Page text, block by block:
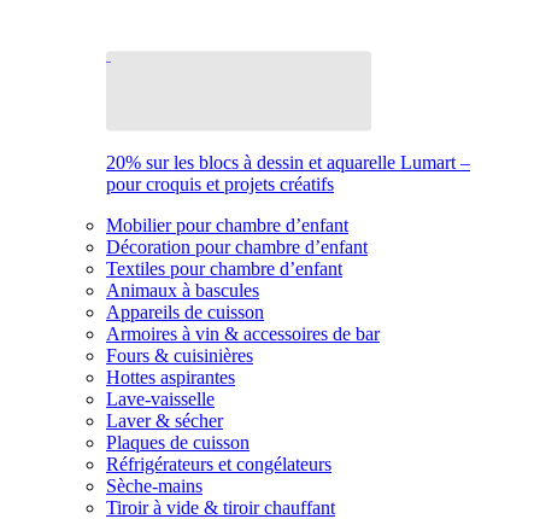
20% sur les blocs à dessin et aquarelle Lumart –
pour croquis et projets créatifs
Mobilier pour chambre d’enfant
Décoration pour chambre d’enfant
Textiles pour chambre d’enfant
Animaux à bascules
Appareils de cuisson
Armoires à vin & accessoires de bar
Fours & cuisinières
Hottes aspirantes
Lave-vaisselle
Laver & sécher
Plaques de cuisson
Réfrigérateurs et congélateurs
Sèche-mains
Tiroir à vide & tiroir chauffant